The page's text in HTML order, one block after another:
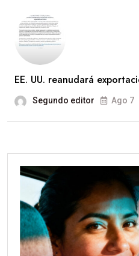
EE. UU. reanudará
Segundo editor Ago 7